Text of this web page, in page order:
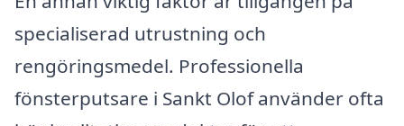
specialiserad utrustning och
rengöringsmedel. Professionella
fönsterputsare i Sankt Olof använder ofta